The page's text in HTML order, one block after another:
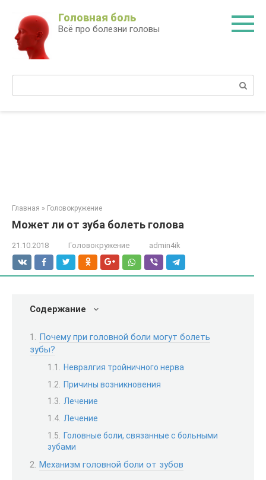
контенту
Головная боль
Всё про болезни головы
Главная » Головокружение
Может ли от зуба болеть голова
21.10.2018 Головокружение admin4ik
Содержание
Почему при головной боли могут болеть
зубы?
Невралгия тройничного нерва
Причины возникновения
Лечение
Лечение
Головные боли, связанные с больными
зубами
Механизм головной боли от зубов